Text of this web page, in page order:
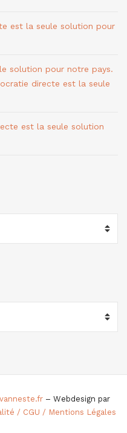
est la seule solution pour
solution pour notre pays.
directe est la seule
est la seule solution
– Webdesign par
/ CGU / Mentions Légales